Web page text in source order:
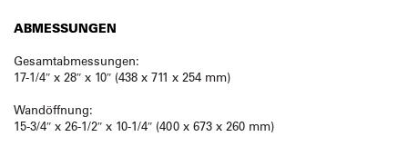
ABMESSUNGEN
Gesamtabmessungen:
17-1/4″ x 28″ x 10″ (438 x 711 x 254 mm)
Wandöffnung:
15-3/4″ x 26-1/2″ x 10-1/4″ (400 x 673 x 260 mm)